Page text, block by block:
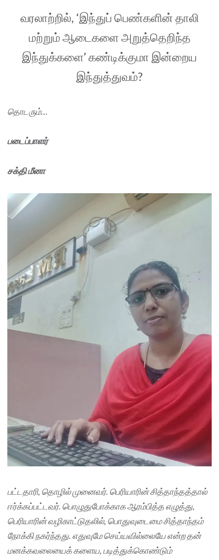
வரலாற்றில், ‘இந்துப் பெண்களின் தாலி
மற்றும் ஆடைகளை அறுத்தெறிந்த
இந்துக்களை’ கண்டிக்குமா இன்றைய
இந்துத்துவம்?
தொடரும்…
படைப்பாளர்
சக்தி மீனா
பட்டதாரி, தொழில் முனைவர். பெரியாரின் சித்தாந்தத்தால்
ஈர்க்கப்பட்டவர். பொழுதுபோக்காக ஆரம்பித்த எழுத்து,
பெரியாரின் வழிகாட்டுதலில், பொதுவுடைமை சித்தாந்தம்
நோக்கி நகர்ந்தது. எதுவுமே செய்யவில்லையே என்ற தன்
மனக்கவலையைக் களைய, படித்துக்கொண்டும்